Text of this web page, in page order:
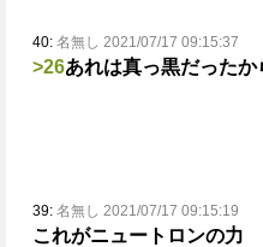
40: 名無し 2021/07/17 09:15:37
>26あれは真っ黒だった
39: 名無し 2021/07/17 09:15:19
これがニュートロンの力